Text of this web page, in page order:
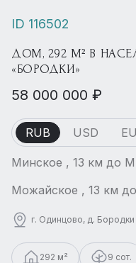
ID 116502
ДОМ, 292 М² В
«БОРОДКИ»
58 000 000 ₽
RUB USD
Минское , 13 км до
Можайское , 13 км
г. Одинцово, д. Бородки
292 м² 9 сот.